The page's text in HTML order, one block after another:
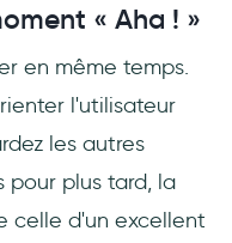
« Aha ! »
en même temps.
l'utilisateur
les autres
plus tard, la
celle d'un excellent